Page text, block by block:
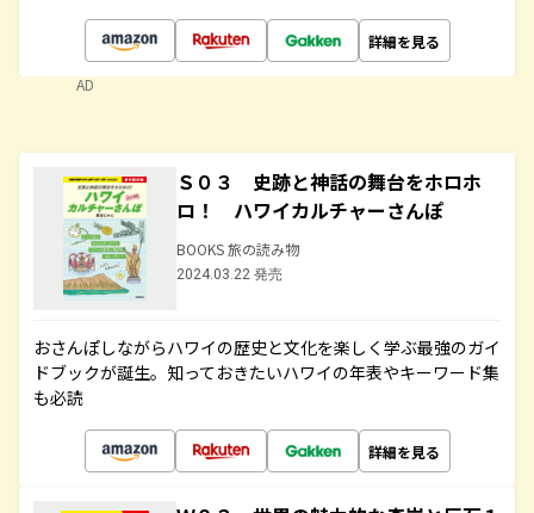
詳細を見る
AD
Ｓ０３ 史跡と神話の舞台をホロホ
ロ！ ハワイカルチャーさんぽ
BOOKS 旅の読み物
2024.03.22 発売
おさんぽしながらハワイの歴史と文化を楽しく学ぶ最強のガイ
ドブックが誕生。知っておきたいハワイの年表やキーワード集
も必読
詳細を見る